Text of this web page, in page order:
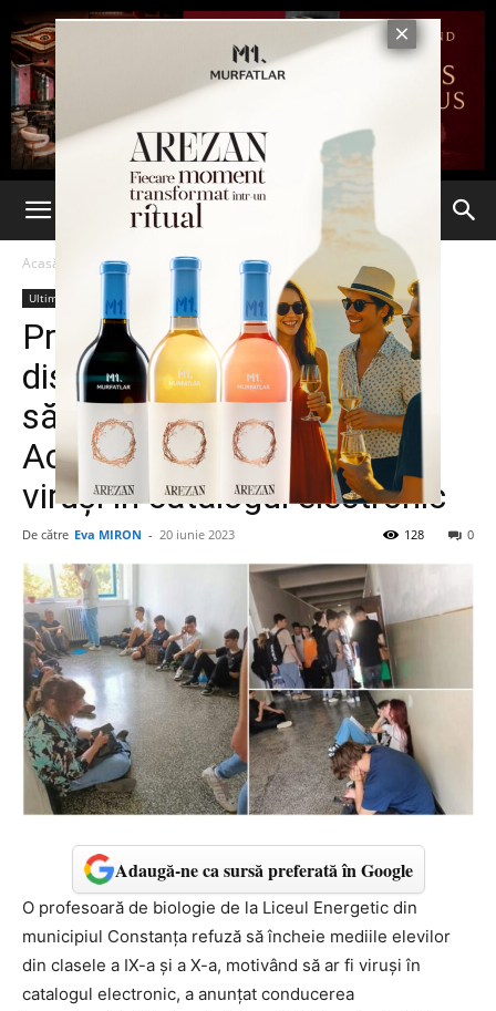
Acasă Ultima oră
Ultima oră
Profesoară, cercetată
disciplinar deoarece refuză
să încheie mediile elevilor.
Aceasta susține că există
viruși în catalogul electronic
De către Eva MIRON - 20 iunie 2023 0
128
Adaugă-ne ca sursă preferată în Google
O profesoară de biologie de la Liceul Energetic din
municipiul Constanţa refuză să încheie mediile elevilor
din clasele a IX-a şi a X-a, motivând să ar fi viruşi în
catalogul electronic, a anunţat conducerea